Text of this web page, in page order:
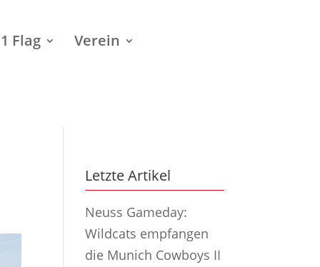
Flag Verein
Letzte Artikel
Neuss Gameday:
Wildcats empfangen
die Munich Cowboys II